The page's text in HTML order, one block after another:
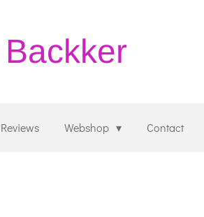
Reviews Webshop Contact